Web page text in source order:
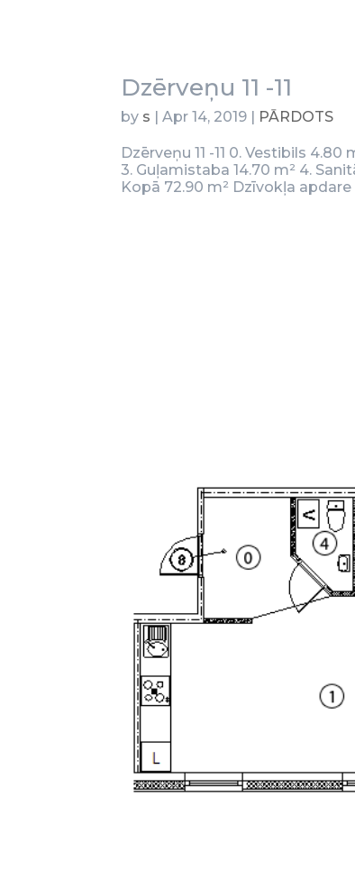
Dzērveņu 11 -11
by s |Apr 14, 2019 PĀRDOTS
Dzērveņu 11 -11 0. Vestibils
3. Guļamistaba 14.70 m² 4.
Kopā 72.90 m² Dzīvokļa